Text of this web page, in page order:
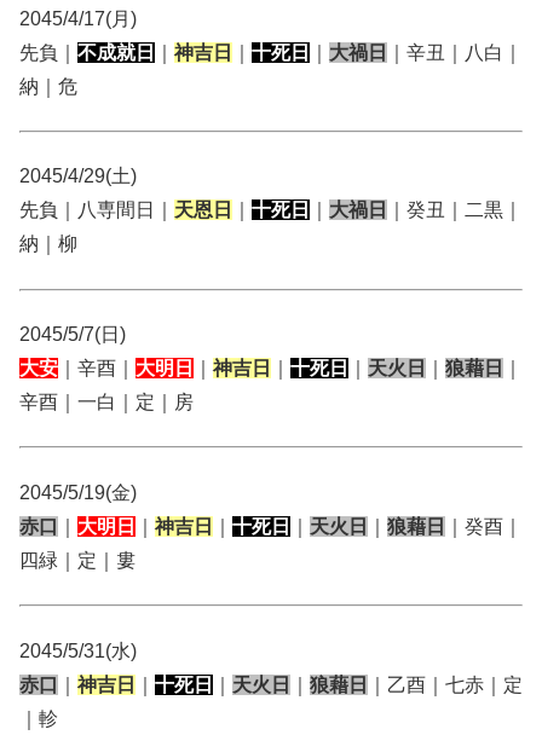
2045/4/17(月)
先負｜ 不成就日 神吉日 十死日 大禍日
｜辛丑｜八白｜
納｜危
2045/4/29(土)
先負｜八専間日｜ 天恩日 十死日 大禍日
｜癸丑｜二黒｜
納｜柳
2045/5/7(日)
大安 ｜辛酉｜ 大明日 神吉日 十死日 天火日 狼藉日
辛酉｜一白｜定｜房
2045/5/19(金)
赤口
大明日 神吉日 十死日 天火日 狼藉日
｜癸酉｜
四緑｜定｜婁
2045/5/31(水)
赤口
神吉日 十死日 天火日 狼藉日
｜乙酉｜七赤｜定
｜軫